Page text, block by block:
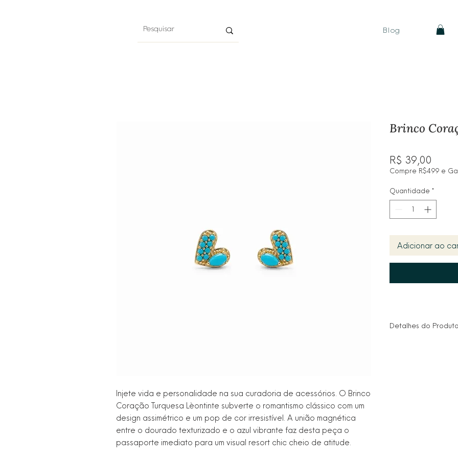
Blog
Injete vida e personalidade na sua curadoria de acessórios. O Brinco
Coração Turquesa Lèontinte subverte o romantismo clássico com um
design assimétrico e um pop de cor irresistível. A união magnética
entre o dourado texturizado e o azul vibrante faz desta peça o
passaporte imediato para um visual resort chic cheio de atitude.
Brinco
R$ 39,00
Compre R$499 e
Quantidade *
Adicionar ao
Detalhes do Produto